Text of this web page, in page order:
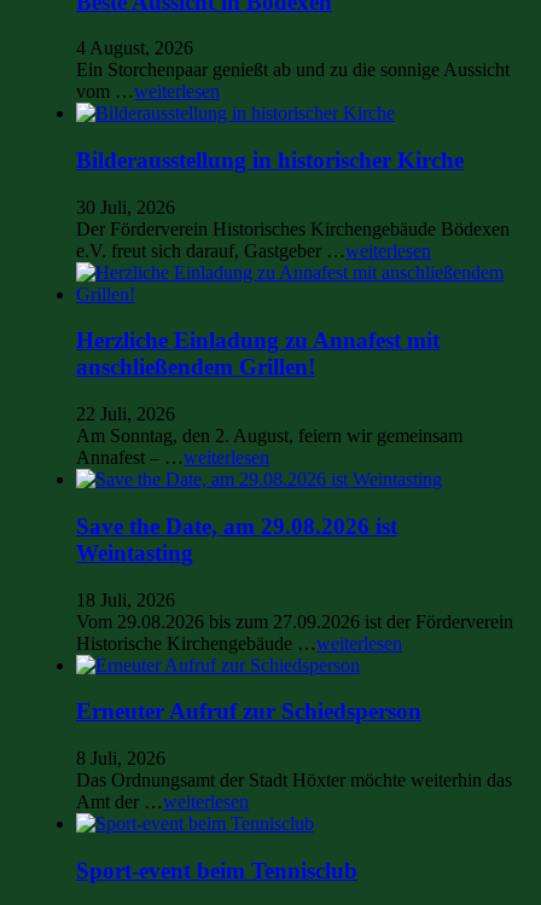
4 August, 2026
Ein Storchenpaar genießt ab und zu die sonnige Aussicht
vom …weiterlesen
Bilderausstellung in historischer Kirche
30 Juli, 2026
Der Förderverein Historisches Kirchengebäude Bödexen
e.V. freut sich darauf, Gastgeber …weiterlesen
Herzliche Einladung zu Annafest mit
anschließendem Grillen!
22 Juli, 2026
Am Sonntag, den 2. August, feiern wir gemeinsam
Annafest – …weiterlesen
Save the Date, am 29.08.2026 ist
Weintasting
18 Juli, 2026
Vom 29.08.2026 bis zum 27.09.2026 ist der Förderverein
Historische Kirchengebäude …weiterlesen
Erneuter Aufruf zur Schiedsperson
8 Juli, 2026
Das Ordnungsamt der Stadt Höxter möchte weiterhin das
Amt der …weiterlesen
Sport-event beim Tennisclub